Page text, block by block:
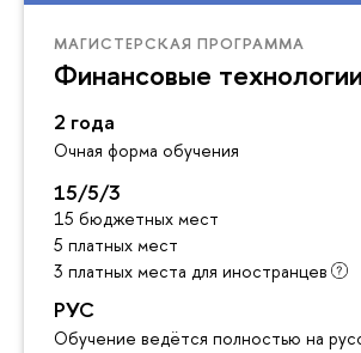
МАГИСТЕРСКАЯ ПРОГРАММА
Финансовые технологии
2 года
Очная форма обучения
15/5/3
15 бюджетных мест
5 платных мест
3 платных места для иностранцев
РУС
Обучение ведётся полностью на